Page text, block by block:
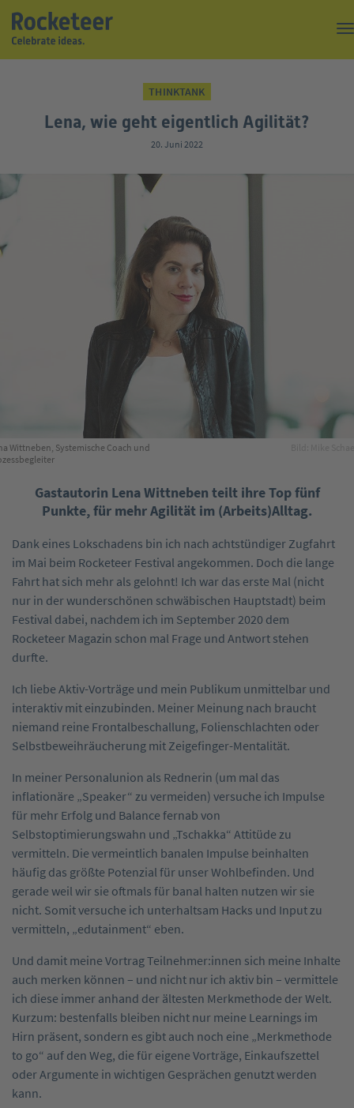
Magazin
THINKTANK
Lena, wie geht eigentlich Agilität?
20. Juni 2022
Wittneben, Systemische Coach und
Gastautorin Lena Wittneben teilt ihre Top fünf
Punkte, für mehr Agilität im (Arbeits)Alltag.
Dank eines Lokschadens bin ich nach achtstündiger Zugfahrt
im Mai beim Rocketeer Festival angekommen. Doch die lange
Fahrt hat sich mehr als gelohnt! Ich war das erste Mal (nicht
nur in der wunderschönen schwäbischen Hauptstadt) beim
Festival dabei, nachdem ich im September 2020 dem
Rocketeer Magazin schon mal Frage und Antwort stehen
durfte.
Ich liebe Aktiv-Vorträge und mein Publikum unmittelbar und
interaktiv mit einzubinden. Meiner Meinung nach braucht
niemand reine Frontalbeschallung, Folienschlachten oder
Selbstbeweihräucherung mit Zeigefinger-Mentalität.
In meiner Personalunion als Rednerin (um mal das
inflationäre „Speaker“ zu vermeiden) versuche ich Impulse
für mehr Erfolg und Balance fernab von
Selbstoptimierungswahn und „Tschakka“ Attitüde zu
vermitteln. Die vermeintlich banalen Impulse beinhalten
häufig das größte Potenzial für unser Wohlbefinden. Und
gerade weil wir sie oftmals für banal halten nutzen wir sie
nicht. Somit versuche ich unterhaltsam Hacks und Input zu
vermitteln, „edutainment“ eben.
Und damit meine Vortrag Teilnehmer:innen sich meine Inhalte
auch merken können – und nicht nur ich aktiv bin – vermittele
ich diese immer anhand der ältesten Merkmethode der Welt.
Kurzum: bestenfalls bleiben nicht nur meine Learnings im
Hirn präsent, sondern es gibt auch noch eine „Merkmethode
to go“ auf den Weg, die für eigene Vorträge, Einkaufszettel
oder Argumente in wichtigen Gesprächen genutzt werden
kann.